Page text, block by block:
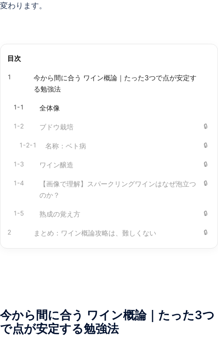
変わります。
目次
1
今から間に合う ワイン概論｜たった3つで点が安定す
る勉強法
1-1 全体像
1-2 ブドウ栽培 🔒
1-2-1 名称：ベト病 🔒
1-3 ワイン醸造 🔒
1-4
【画像で理解】スパークリングワインはなぜ泡立つ
のか？
🔒
1-5 熟成の覚え方 🔒
2 まとめ：ワイン概論攻略は、難しくない 🔒
今から間に合う ワイン概論｜たった3つ
で点が安定する勉強法